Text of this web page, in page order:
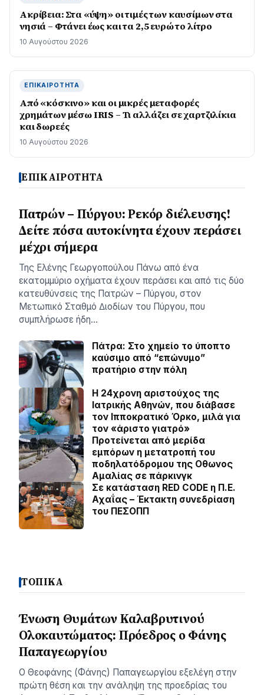
Ακρίβεια: Στα «ύψη» οι τιμές των καυσίμων στα
νησιά – Φτάνει έως και τα 2,5 ευρώ το λίτρο
10 Αυγούστου 2026
ΕΠΙΚΑΙΡΌΤΗΤΑ
Από «κόσκινο» και οι μικρές μεταφορές
χρημάτων μέσω IRIS – Τι αλλάζει σε χαρτζιλίκια
και δωρεές
10 Αυγούστου 2026
ΕΠΙΚΑΙΡΟΤΗΤΑ
Πατρών – Πύργου: Ρεκόρ διέλευσης!
Δείτε πόσα αυτοκίνητα έχουν περάσει
μέχρι σήμερα
Της Ελένης Γεωργοπούλου Πάνω από ένα
εκατοµµύριο οχήµατα έχουν περάσει και από τις δύο
κατευθύνσεις της Πατρών – Πύργου, στον
Μετωπικό Σταθµό ∆ιοδίων του Πύργου, που
συµπλήρωσε ήδη…
Πάτρα: Στο χημείο το ύποπτο
καύσιμο από “επώνυμο”
πρατήριο στην πόλη
Η 24χρονη αριστούχος της
Ιατρικής Αθηνών, που διάβασε
τον Ιπποκρατικό Όρκο, μιλά για
τον «άριστο γιατρό»
Προτείνεται από μερίδα
εμπόρων η μετατροπή του
ποδηλατόδρομου της Οθωνος
Αμαλίας σε πάρκινγκ
Σε κατάσταση RED CODE η Π.Ε.
Αχαΐας – Έκτακτη συνεδρίαση
του ΠΕΣΟΠΠ
ΤΟΠΙΚΑ
Ένωση Θυμάτων Καλαβρυτινού
Ολοκαυτώματος: Πρόεδρος ο Φάνης
Παπαγεωργίου
O Θεοφάνης (Φάνης) Παπαγεωργίου εξελέγη στην
πρώτη θέση και την ανάληψη της προεδρίας του